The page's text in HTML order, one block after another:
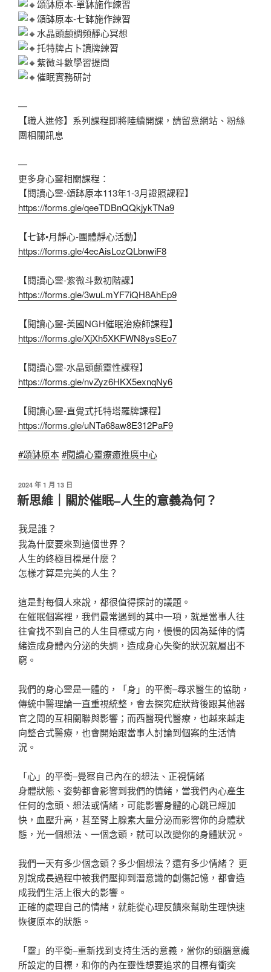
頌缽原本-單缽施作練習
頌缽原本-七缽施作練習
水晶頭顱調頻靜心冥想
托特牌占卜讀牌練習
紫微斗數學習提問
催眠實務研討
—
【職人進修】系列課程即將陸續開課，請留意網站、粉絲
團相關訊息
—
更多身心靈相關課程：
【閱讀心靈-頌缽原本113年1-3月證照課程】
https://forms.gle/qeeTDBnQQkjykTNa9
【七缽•月靜心-團體靜心活動】
https://forms.gle/4ecAisLozQLbnwiF8
【閱讀心靈-紫微斗數初階課】
https://forms.gle/3wuLmYF7iQH8AhEp9
【閱讀心靈-美國NGH催眠治療師課程】
https://forms.gle/XjXh5XKFWN8ysSEo7
【閱讀心靈-水晶頭顱靈性課程】
https://forms.gle/nvZyz6HKX5exnqNy6
【閱讀心靈-直覺式托特塔羅牌課程】
https://forms.gle/uNTa68aw8E312PaF9
#頌缽原本#閱讀心靈療癒推廣中心
發
佈
於
2024 年 1 月 13 日
新思維｜關於催眠–人生的意義為何？
我是誰？
我為什麼要來到這個世界？
人生的終極目標是什麼？
怎樣才算是完美的人生？
這是對每個人來說，都很值得探討的議題。
在催眠個案裡，我們最常遇到的其中一項，就是當事人往
往會找不到自己的人生目標或方向，慢慢的因為延伸的情
緒造成身體內分泌的失調，造成身心失衡的狀況就層出不
窮。
我們的身心靈是一體的，「身」的平衡–尋求醫生的協助，
傳統中醫理論一直重視統整，會去探究症狀背後跟其他器
官之間的互相關聯與影響；而西醫現代醫療，也越來越走
向整合式醫療，也會開始跟當事人討論到個案的生活情
況。
「心」的平衡–覺察自己內在的想法、正視情緒
身體狀態、姿勢都會影響到我們的情緒，當我們內心產生
任何的念頭、想法或情緒，可能影響身體的心跳已經加
快，血壓升高，甚至腎上腺素大量分泌而影響你的身體狀
態，光一個想法、一個念頭，就可以改變你的身體狀況。
我們一天有多少個念頭？多少個想法？還有多少情緒？ 更
別說成長過程中被我們壓抑到潛意識的創傷記憶，都會造
成我們生活上很大的影響。
正確的處理自己的情緒，就能從心理反饋來幫助生理快速
恢復原本的狀態。
「靈」的平衡–重新找到支持生活的意義，當你的頭腦意識
所設定的目標，和你的內在靈性想要追求的目標有衝突